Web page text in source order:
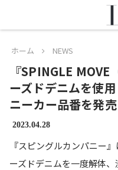
ホーム NEWS
『SPINGLE
ーズドデニムを使
ニーカー品番を発売
2023.04.28
『スピングルカンパニー
ーズドデニムを一度解体